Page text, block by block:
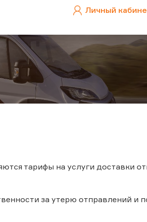
Личный
тарифы на услуги доставки
за утерю отправлений и